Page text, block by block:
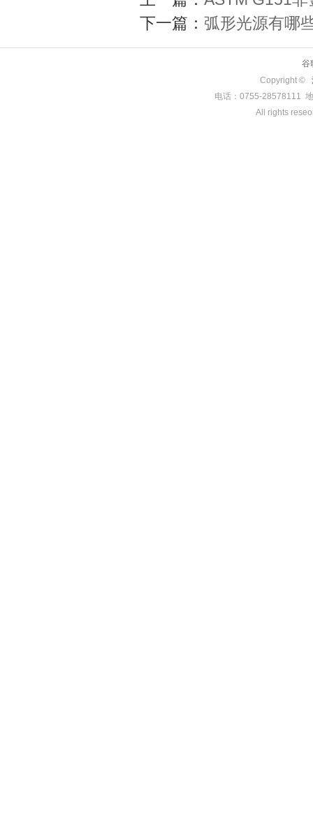
下一篇： 弧形光源有哪
谷
Copyright ©
电话：0755-28578111
All rights